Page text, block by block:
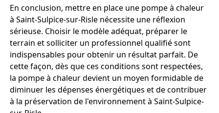
En conclusion, mettre en place une pompe à chaleur
à Saint-Sulpice-sur-Risle nécessite une réflexion
sérieuse. Choisir le modèle adéquat, préparer le
terrain et solliciter un professionnel qualifié sont
indispensables pour obtenir un résultat parfait. De
cette façon, dès que ces conditions sont respectées,
la pompe à chaleur devient un moyen formidable de
diminuer les dépenses énergétiques et de contribuer
à la préservation de l'environnement à Saint-Sulpice-